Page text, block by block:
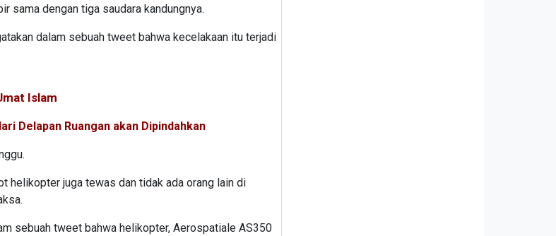
sama dengan tiga saudara kandungnya.
dalam sebuah tweet bahwa kecelakaan itu terjadi
Islam
Delapan Ruangan akan Dipindahkan
helikopter juga tewas dan tidak ada orang lain di
sebuah tweet bahwa helikopter, Aerospatiale AS350